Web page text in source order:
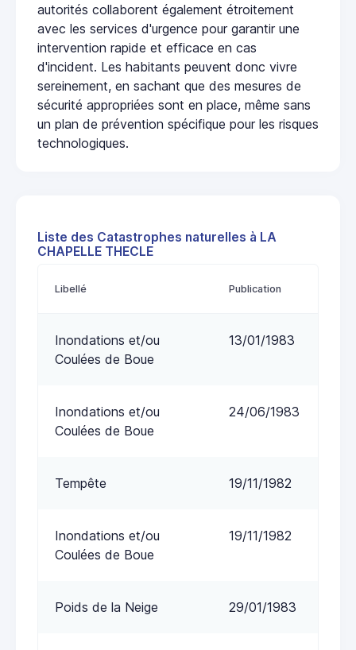
autorités collaborent également étroitement
avec les services d'urgence pour garantir une
intervention rapide et efficace en cas
d'incident. Les habitants peuvent donc vivre
sereinement, en sachant que des mesures de
sécurité appropriées sont en place, même sans
un plan de prévention spécifique pour les risques
technologiques.
Liste des Catastrophes naturelles à LA
CHAPELLE THECLE
Libellé Publication
Inondations et/ou
Coulées de Boue
13/01/1983
Inondations et/ou
Coulées de Boue
24/06/1983
Tempête 19/11/1982
Inondations et/ou
Coulées de Boue
19/11/1982
Poids de la Neige 29/01/1983